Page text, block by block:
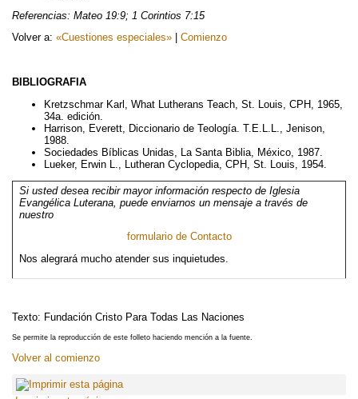
Referencias: Mateo 19:9; 1 Corintios 7:15
Volver a: «Cuestiones especiales» Comienzo
BIBLIOGRAFIA
Kretzschmar Karl, What Lutherans Teach, St. Louis, CPH, 1965,
34a. edición.
Harrison, Everett, Diccionario de Teología. T.E.L.L., Jenison,
1988.
Sociedades Bíblicas Unidas, La Santa Biblia, México, 1987.
Lueker, Erwin L., Lutheran Cyclopedia, CPH, St. Louis, 1954.
Si usted desea recibir mayor información respecto de Iglesia
Evangélica Luterana, puede enviarnos un mensaje a través de
nuestro
formulario de Contacto
Nos alegrará mucho atender sus inquietudes.
Texto: Fundación Cristo Para Todas Las Naciones
Se permite la reproducción de este folleto haciendo mención a la fuente.
Volver al comienzo